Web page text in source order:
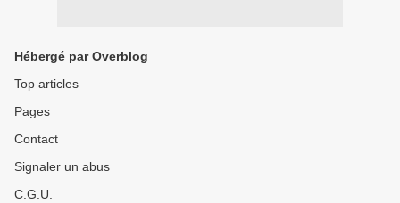
Hébergé par Overblog
Top articles
Pages
Contact
Signaler un abus
C.G.U.